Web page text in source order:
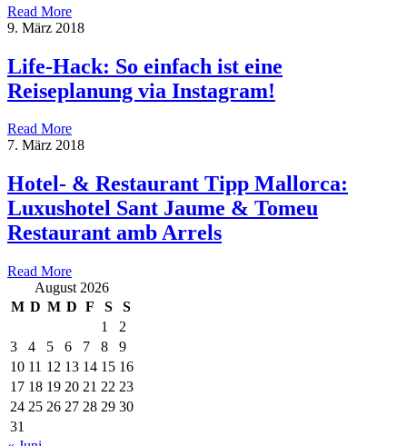
Read More
9. März 2018
Life-Hack: So einfach ist eine
Reiseplanung via Instagram!
Read More
7. März 2018
Hotel- & Restaurant Tipp Mallorca:
Luxushotel Sant Jaume & Tomeu
Restaurant amb Arrels
Read More
August 2026
M D M D F S
S
1
2
3
4 5 6 7 8
9
10 11 12 13 14 15 16
17 18 19 20 21 22 23
24 25 26 27 28 29 30
31